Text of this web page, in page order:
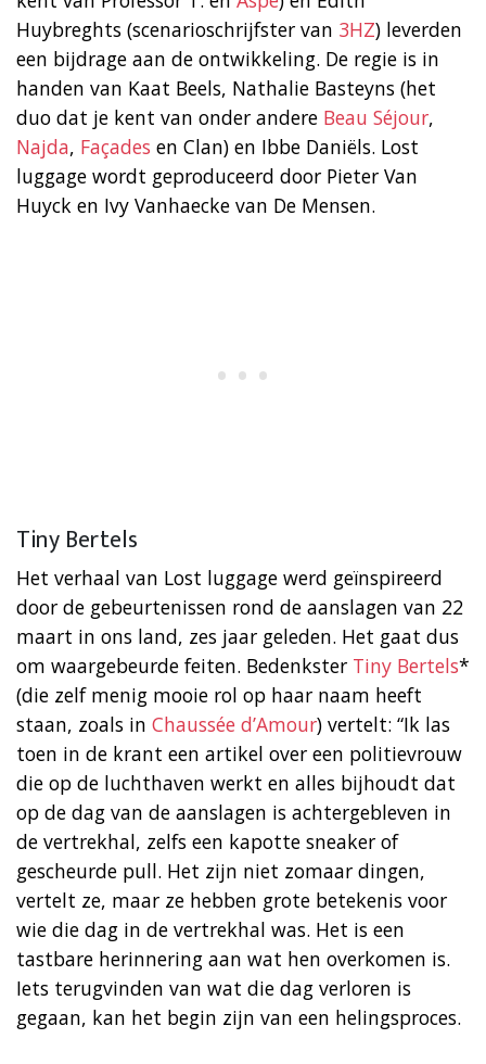
Huybreghts (scenarioschrijfster van 3HZ) leverden
een bijdrage aan de ontwikkeling. De regie is in
handen van Kaat Beels, Nathalie Basteyns (het
duo dat je kent van onder andere Beau Séjour,
Najda, Façades en Clan) en Ibbe Daniëls. Lost
luggage wordt geproduceerd door Pieter Van
Huyck en Ivy Vanhaecke van De Mensen.
Tiny Bertels
Het verhaal van Lost luggage werd geïnspireerd
door de gebeurtenissen rond de aanslagen van 22
maart in ons land, zes jaar geleden. Het gaat dus
om waargebeurde feiten. Bedenkster Tiny Bertels*
(die zelf menig mooie rol op haar naam heeft
staan, zoals in Chaussée d’Amour) vertelt: “Ik las
toen in de krant een artikel over een politievrouw
die op de luchthaven werkt en alles bijhoudt dat
op de dag van de aanslagen is achtergebleven in
de vertrekhal, zelfs een kapotte sneaker of
gescheurde pull. Het zijn niet zomaar dingen,
vertelt ze, maar ze hebben grote betekenis voor
wie die dag in de vertrekhal was. Het is een
tastbare herinnering aan wat hen overkomen is.
Iets terugvinden van wat die dag verloren is
gegaan, kan het begin zijn van een helingsproces.